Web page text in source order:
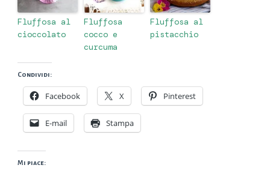
Fluffosa al
cioccolato
Fluffosa
cocco e
curcuma
Fluffosa al
pistacchio
Condividi:
Facebook X Pinterest
E-mail Stampa
Mi piace: